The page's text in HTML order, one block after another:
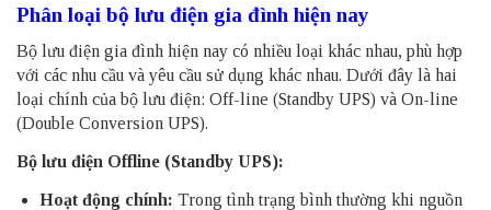
Phân loại bộ lưu điện gia đình hiện nay
Bộ lưu điện gia đình hiện nay có nhiều loại khác nhau, phù hợp
với các nhu cầu và yêu cầu sử dụng khác nhau. Dưới đây là hai
loại chính của bộ lưu điện: Off-line (Standby UPS) và On-line
(Double Conversion UPS).
Bộ lưu điện Offline (Standby UPS):
Hoạt động chính: Trong tình trạng bình thường khi nguồn